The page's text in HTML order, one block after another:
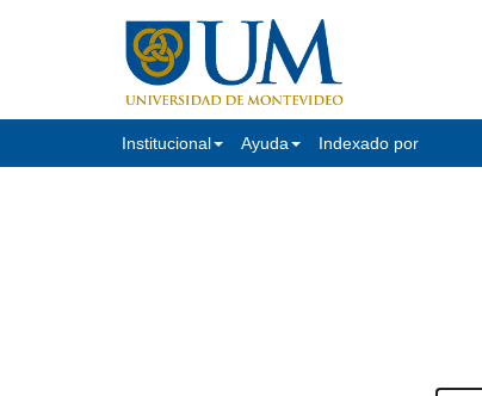
Institucional Ayuda Indexado por